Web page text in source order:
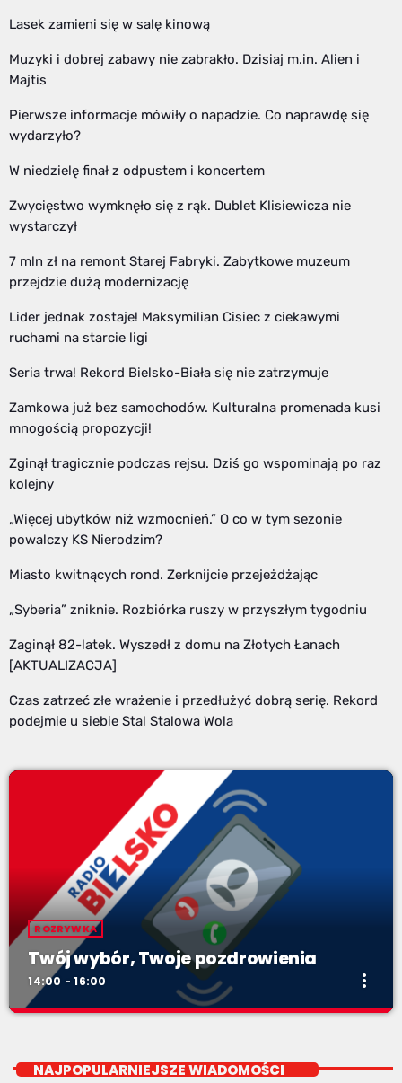
Lasek zamieni się w salę kinową
Muzyki i dobrej zabawy nie zabrakło. Dzisiaj m.in. Alien i
Majtis
Pierwsze informacje mówiły o napadzie. Co naprawdę się
wydarzyło?
W niedzielę finał z odpustem i koncertem
Zwycięstwo wymknęło się z rąk. Dublet Klisiewicza nie
wystarczył
7 mln zł na remont Starej Fabryki. Zabytkowe muzeum
przejdzie dużą modernizację
Lider jednak zostaje! Maksymilian Cisiec z ciekawymi
ruchami na starcie ligi
Seria trwa! Rekord Bielsko-Biała się nie zatrzymuje
Zamkowa już bez samochodów. Kulturalna promenada kusi
mnogością propozycji!
Zginął tragicznie podczas rejsu. Dziś go wspominają po raz
kolejny
„Więcej ubytków niż wzmocnień.” O co w tym sezonie
powalczy KS Nierodzim?
Miasto kwitnących rond. Zerknijcie przejeżdżając
„Syberia” zniknie. Rozbiórka ruszy w przyszłym tygodniu
Zaginął 82-latek. Wyszedł z domu na Złotych Łanach
[AKTUALIZACJA]
Czas zatrzeć złe wrażenie i przedłużyć dobrą serię. Rekord
podejmie u siebie Stal Stalowa Wola
ROZRYWKA
Twój wybór, Twoje pozdrowienia
14:00 - 16:00 more_vert
NAJPOPULARNIEJSZE WIADOMOŚCI